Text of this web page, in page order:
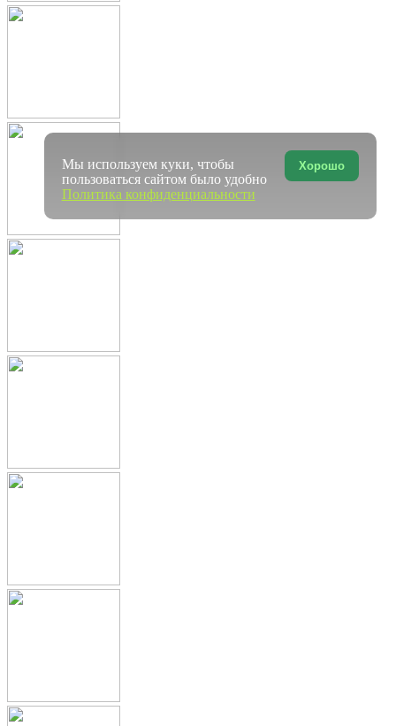
Хорошо
Мы используем куки, чтобы
пользоваться сайтом было удобно
Политика конфиденциальности